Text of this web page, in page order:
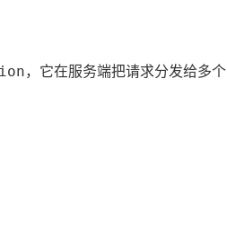
，它在服务端把请求分发给多个